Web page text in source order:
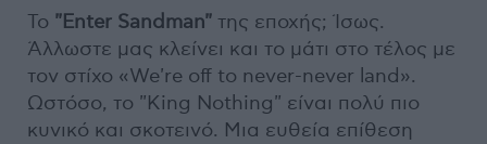
Το "Enter Sandman" της εποχής; Ίσως.
Άλλωστε μας κλείνει και το μάτι στο τέλος με
τον στίχο «We're off to never-never land».
Ωστόσο, το "King Nothing" είναι πολύ πιο
κυνικό και σκοτεινό. Μια ευθεία επίθεση